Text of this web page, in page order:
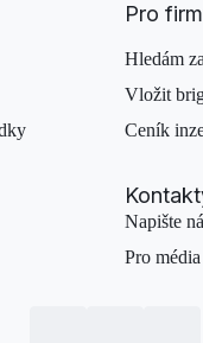
Pro
Hledám
Vložit
Ceník
Napište
Pro média